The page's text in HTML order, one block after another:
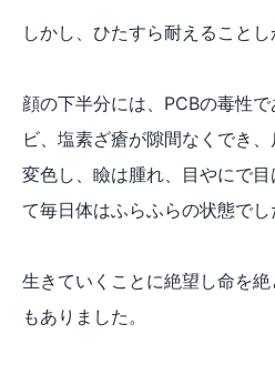
しかし、ひたすら耐えることし
顔の下半分には、PCBの毒性
ビ、塩素ざ瘡が隙間なくでき
変色し、瞼は腫れ、目やにで目
て毎日体はふらふらの状態でし
生きていくことに絶望し命を
もありました。